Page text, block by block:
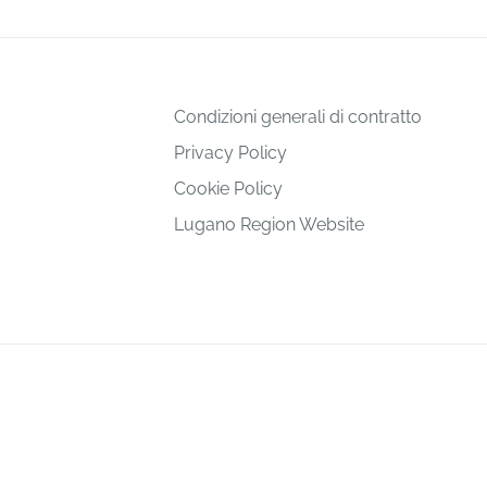
Condizioni generali di contratto
Privacy Policy
Cookie Policy
Lugano Region Website